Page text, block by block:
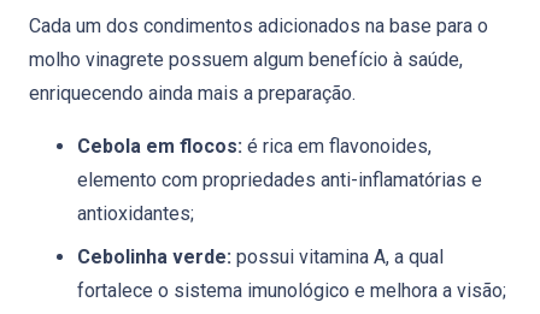
Cada um dos condimentos adicionados na base para o
molho vinagrete possuem algum benefício à saúde,
enriquecendo ainda mais a preparação.
Cebola em flocos: é rica em flavonoides,
elemento com propriedades anti-inflamatórias e
antioxidantes;
Cebolinha verde: possui vitamina A, a qual
fortalece o sistema imunológico e melhora a visão;